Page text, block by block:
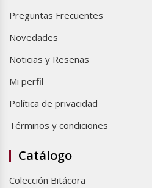
Preguntas Frecuentes
Novedades
Noticias y Reseñas
Mi perfil
Política de privacidad
Términos y condiciones
Catálogo
Colección Bitácora